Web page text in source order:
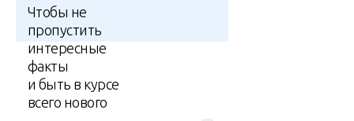
Чтобы не
пропустить
интересные
факты
и быть в курсе
всего нового